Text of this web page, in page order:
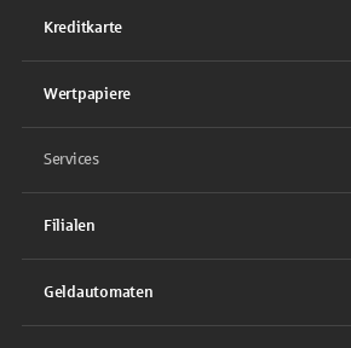
Kreditkarte
Wertpapiere
Services
Filialen
Geldautomaten